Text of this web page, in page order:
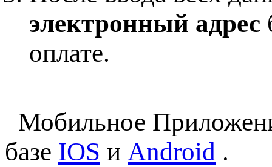
электронный адрес
оплате.
Мобильное
базе IOS и Android .